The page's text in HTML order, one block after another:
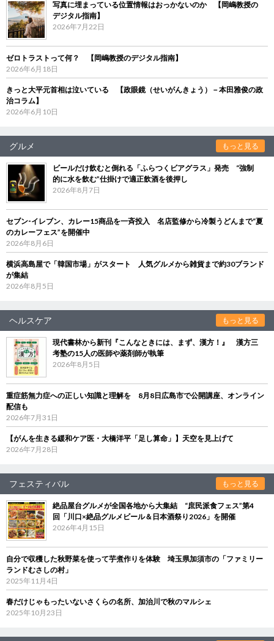
写真に埋まっている位置情報はおっかないのか 【岡嶋教授の
デジタル指南】
2026年7月22日
ゼロトラストって何？ 【岡嶋教授のデジタル指南】
2026年6月18日
きっと大平元首相は泣いている 【政眼鏡（せいがんきょう）－本田雅俊の政
治コラム】
2026年6月10日
グルメ もっと見る
ビールだけ飲むと倒れる「ふらつくビアグラス」発売 “強制
的に水を飲む”仕掛けで適正飲酒を後押し
2026年8月7日
セブン‐イレブン、カレー15商品を一斉投入 名店監修から冷製うどんまで“夏
のカレーフェス”を開催中
2026年8月6日
横浜高島屋で「韓国市場」がスタート 人気グルメから雑貨まで約30ブランド
が集結
2026年8月5日
ヘルスケア もっと見る
現代書林から新刊『こんなときには、まず、漢方！』 漢方三
考塾の15人の医師や薬剤師が執筆
2026年8月5日
重症筋無力症への正しい知識と理解を 8月8日広島市で公開講座、オンライン
配信も
2026年7月31日
【がんを生きる緩和ケア医・大橋洋平「足し算命」】天空を見上げて
2026年7月28日
フェスティバル もっと見る
絶品屋台グルメが全国各地から大集結 “庶民派食フェス”第4
回「川口×絶品グルメビール＆日本酒祭り2026」を開催
2026年4月15日
自分で収穫した秋野菜を使って芋煮作りを体験 埼玉県加須市の「ファミリー
ランドむさしの村」
2025年11月4日
春だけじゃもったいないさくらの名所、加治川で秋のマルシェ
2025年10月23日